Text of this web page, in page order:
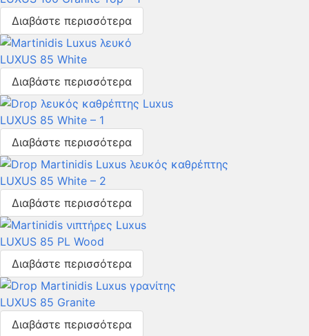
Διαβάστε περισσότερα
LUXUS 85 White
Διαβάστε περισσότερα
LUXUS 85 White – 1
Διαβάστε περισσότερα
LUXUS 85 White – 2
Διαβάστε περισσότερα
LUXUS 85 PL Wood
Διαβάστε περισσότερα
LUXUS 85 Granite
Διαβάστε περισσότερα